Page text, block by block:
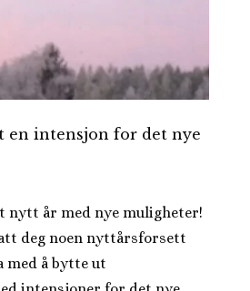
en intensjon for det nye
nytt år med nye muligheter!
deg noen nyttårsforsett
med å bytte ut